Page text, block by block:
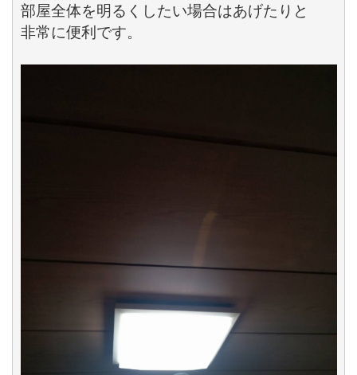
部屋全体を明るくしたい場合はあげたりと
非常に便利です。